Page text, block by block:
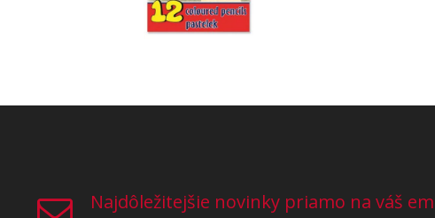
Najdôležitejšie novinky priamo na váš